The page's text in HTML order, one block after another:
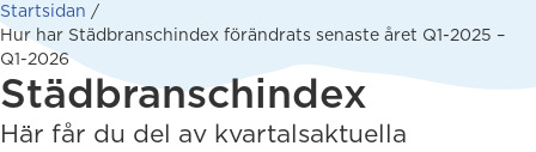
Startsidan /
Hur har Städbranschindex förändrats senaste året Q1-2025 –
Q1-2026
Städbranschindex
Här får du del av kvartalsaktuella